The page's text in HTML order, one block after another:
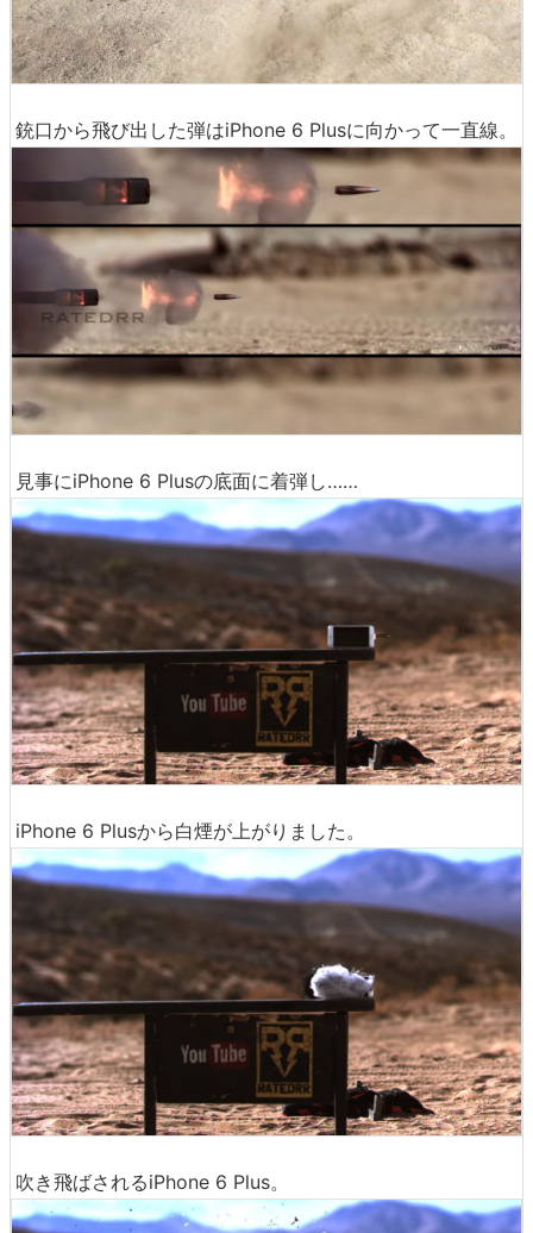
銃口から飛び出した弾はiPhone 6 Plusに向かって一直線。
見事にiPhone 6 Plusの底面に着弾し……
iPhone 6 Plusから白煙が上がりました。
吹き飛ばされるiPhone 6 Plus。